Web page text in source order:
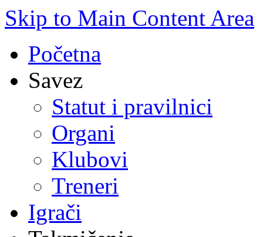
Skip to Main Content Area
Početna
Savez
Statut i pravilnici
Organi
Klubovi
Treneri
Igrači